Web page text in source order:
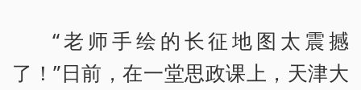
“老师手绘的长征地图太震撼
了！”日前，在一堂思政课上，天津大